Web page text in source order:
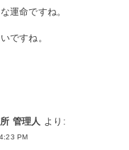
運命ですね。
ですね。
管理人 より:
PM